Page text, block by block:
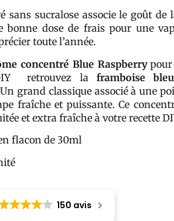
sans sucralose associe le goût de
bonne dose de frais pour une
toute l’année.
concentré Blue Raspberrypour
retrouvez la framboise
grand classique associé à une
fraîche et puissante. Ce
et extra fraîche à votre recette
flacon de 30ml
150 avis